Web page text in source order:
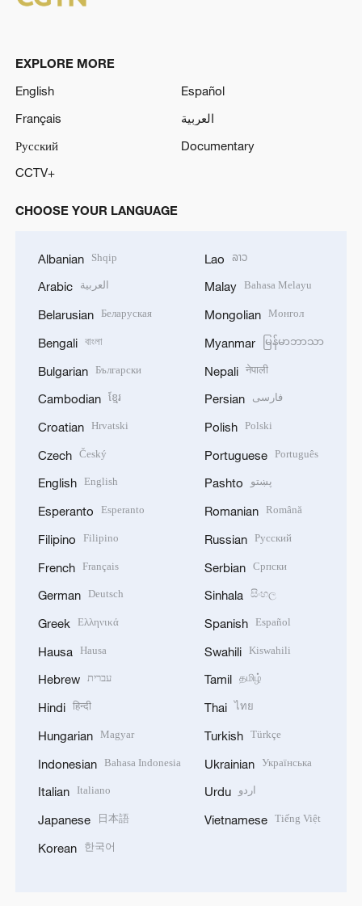
EXPLORE MORE
English
Español
Français
العربية
Русский
Documentary
CCTV+
CHOOSE YOUR LANGUAGE
Albanian Shqip
Arabic العربية
Belarusian Беларуская
Bengali বাংলা
Bulgarian Български
Cambodian ខ្មែរ
Croatian Hrvatski
Czech Český
English English
Esperanto Esperanto
Filipino Filipino
French Français
German Deutsch
Greek Ελληνικά
Hausa Hausa
Hebrew עברית
Hindi हिन्दी
Hungarian Magyar
Indonesian Bahasa Indonesia
Italian Italiano
Japanese 日本語
Korean 한국어
Lao ລາວ
Malay Bahasa Melayu
Mongolian Монгол
Myanmar မြန်မာဘာသာ
Nepali नेपाली
Persian فارسی
Polish Polski
Portuguese Português
Pashto پښتو
Romanian Română
Russian Русский
Serbian Српски
Sinhala සිංහල
Spanish Español
Swahili Kiswahili
Tamil தமிழ்
Thai ไทย
Turkish Türkçe
Ukrainian Українська
Urdu اردو
Vietnamese Tiếng Việt